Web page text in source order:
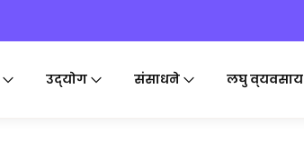
उद्योग संसाधने लघु व्यवसाय